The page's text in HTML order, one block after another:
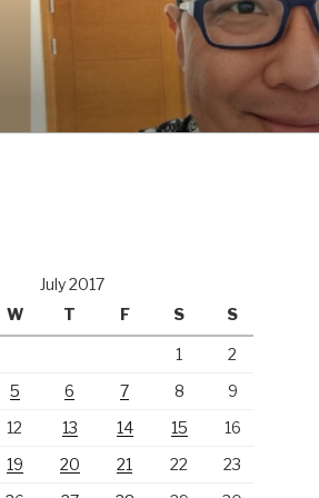
July 2017
W T F S S
1
2
5 6 7 8
9
12 13 14 15
16
19 20 21 22
23